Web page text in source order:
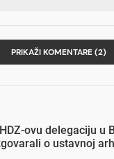
PRIKAŽI KOMENTARE (2)
ovu delegaciju u
o ustavnoj